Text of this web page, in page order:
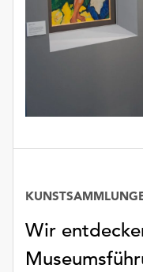
Impressum
Wir